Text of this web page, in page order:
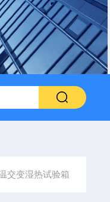
SN210C高压立式蒸汽灭
交变湿热试验箱